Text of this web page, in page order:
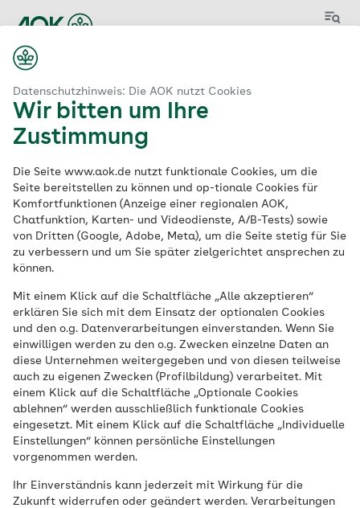
Datenschutzhinweis: Die AOK nutzt Cookies
Wir bitten um Ihre
Zustimmung
Die Seite www.aok.de nutzt funktionale Cookies, um die
Seite bereitstellen zu können und op-tionale Cookies für
Komfortfunktionen (Anzeige einer regionalen AOK,
Chatfunktion, Karten- und Videodienste, A/B-Tests) sowie
von Dritten (Google, Adobe, Meta), um die Seite stetig für Sie
zu verbessern und um Sie später zielgerichtet ansprechen zu
können.
Mit einem Klick auf die Schaltfläche „Alle akzeptieren“
erklären Sie sich mit dem Einsatz der optionalen Cookies
und den o.g. Datenverarbeitungen einverstanden. Wenn Sie
einwilligen werden zu den o.g. Zwecken einzelne Daten an
diese Unternehmen weitergegeben und von diesen teilweise
auch zu eigenen Zwecken (Profilbildung) verarbeitet. Mit
einem Klick auf die Schaltfläche „Optionale Cookies
ablehnen“ werden ausschließlich funktionale Cookies
eingesetzt. Mit einem Klick auf die Schaltfläche „Individuelle
Einstellungen“ können persönliche Einstellungen
vorgenommen werden.
Ihr Einverständnis kann jederzeit mit Wirkung für die
Zukunft widerrufen oder geändert werden. Verarbeitungen
Aktuelle
Stellenangeboteder
AOK
Ort
Job finden